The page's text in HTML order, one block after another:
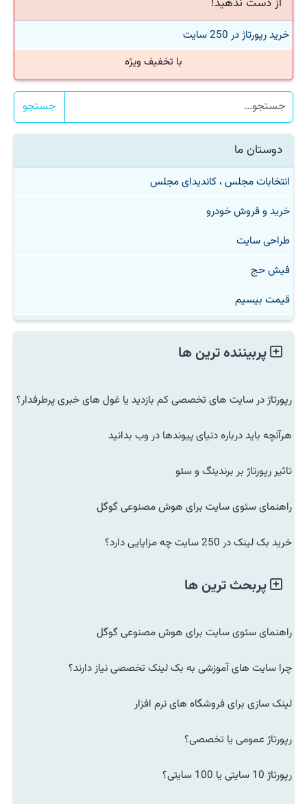
خرید رپورتاژ در 250 سایت
با تخفیف ویژه
جستجو
دوستان ما
انتخابات مجلس ، کاندیدای مجلس
خرید و فروش خودرو
طراحی سایت
فیش حج
قیمت بیسیم
پربیننده ترین ها
رپورتاژ در سایت های تخصصی کم بازدید یا غول های خبری پرطرفدار؟
هرآنچه باید درباره دنیای پیوندها در وب بدانید
تاثیر رپورتاژ بر برندینگ و سئو
راهنمای سئوی سایت برای هوش مصنوعی گوگل
خرید بک لینک در 250 سایت چه مزایایی دارد؟
پربحث ترین ها
راهنمای سئوی سایت برای هوش مصنوعی گوگل
چرا سایت های آموزشی به بک لینک تخصصی نیاز دارند؟
لینک سازی برای فروشگاه های نرم افزار
رپورتاژ عمومی یا تخصصی؟
رپورتاژ 10 سایتی یا 100 سایتی؟